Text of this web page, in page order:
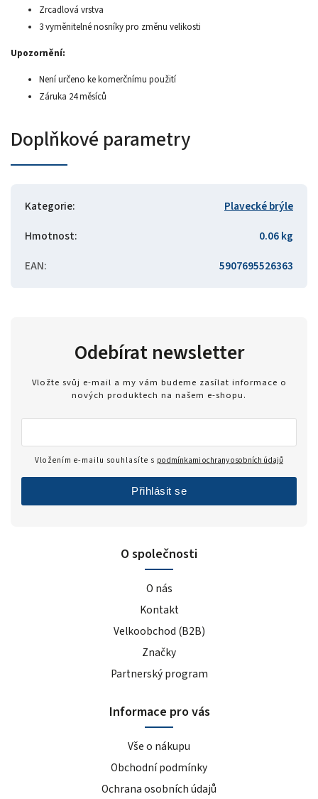
Zrcadlová vrstva
3 vyměnitelné nosníky pro změnu velikosti
Upozornění:
Není určeno ke komerčnímu použití
Záruka 24 měsíců
Doplňkové parametry
Kategorie:
Plavecké brýle
Hmotnost:
0.06 kg
EAN: 5907695526363
O společnosti
O nás
Kontakt
Velkoobchod (B2B)
Značky
Partnerský program
Informace pro vás
Vše o nákupu
Obchodní podmínky
Ochrana osobních údajů
Odebírat newsletter
Vložte svůj e-mail a my vám budeme zasílat informace o
nových produktech na našem e-shopu.
Vložením e-mailu souhlasíte s podmínkami ochrany osobních údajů
Přihlásit se